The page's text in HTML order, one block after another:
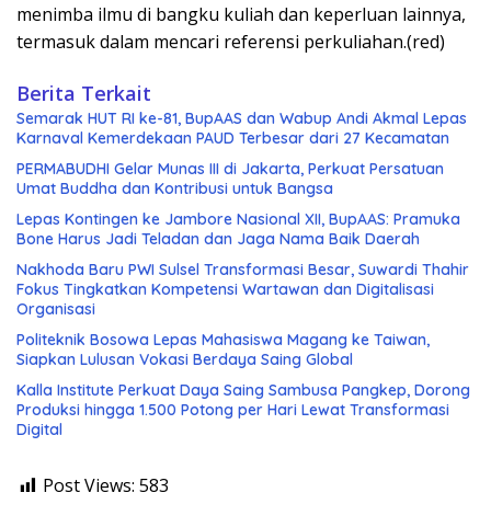
menimba ilmu di bangku kuliah dan keperluan lainnya,
termasuk dalam mencari referensi perkuliahan.(red)
Berita Terkait
Semarak HUT RI ke-81, BupAAS dan Wabup Andi Akmal Lepas
Karnaval Kemerdekaan PAUD Terbesar dari 27 Kecamatan
PERMABUDHI Gelar Munas III di Jakarta, Perkuat Persatuan
Umat Buddha dan Kontribusi untuk Bangsa
Lepas Kontingen ke Jambore Nasional XII, BupAAS: Pramuka
Bone Harus Jadi Teladan dan Jaga Nama Baik Daerah
Nakhoda Baru PWI Sulsel Transformasi Besar, Suwardi Thahir
Fokus Tingkatkan Kompetensi Wartawan dan Digitalisasi
Organisasi
Politeknik Bosowa Lepas Mahasiswa Magang ke Taiwan,
Siapkan Lulusan Vokasi Berdaya Saing Global
Kalla Institute Perkuat Daya Saing Sambusa Pangkep, Dorong
Produksi hingga 1.500 Potong per Hari Lewat Transformasi
Digital
Post Views: 583